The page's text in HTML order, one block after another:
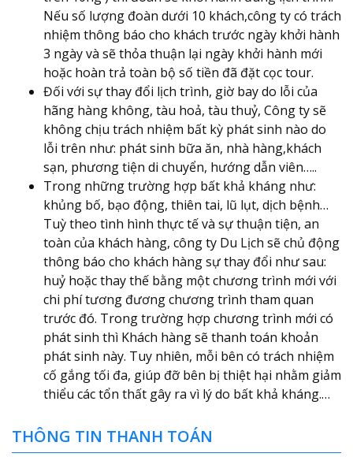
Nếu số lượng đoàn dưới 10 khách,công ty có trách
nhiệm thông báo cho khách trước ngày khởi hành
3 ngày và sẽ thỏa thuận lại ngày khởi hành mới
hoặc hoàn trả toàn bộ số tiền đã đặt cọc tour.
Đối với sự thay đổi lịch trình, giờ bay do lỗi của
hãng hàng không, tàu hoả, tàu thuỷ, Công ty sẽ
không chịu trách nhiệm bất kỳ phát sinh nào do
lỗi trên như: phát sinh bữa ăn, nhà hàng,khách
sạn, phương tiện di chuyển, hướng dẫn viên…..
Trong những trường hợp bất khả kháng như:
khủng bố, bạo động, thiên tai, lũ lụt, dịch bệnh…
Tuỳ theo tình hình thực tế và sự thuận tiện, an
toàn của khách hàng, công ty Du Lịch sẽ chủ động
thông báo cho khách hàng sự thay đổi như sau:
huỷ hoặc thay thế bằng một chương trình mới với
chi phí tương đương chương trình tham quan
trước đó. Trong trường hợp chương trình mới có
phát sinh thì Khách hàng sẽ thanh toán khoản
phát sinh này. Tuy nhiên, mỗi bên có trách nhiệm
cố gắng tối đa, giúp đỡ bên bị thiệt hại nhằm giảm
thiểu các tổn thất gây ra vì lý do bất khả kháng.…
THÔNG TIN THANH TOÁN